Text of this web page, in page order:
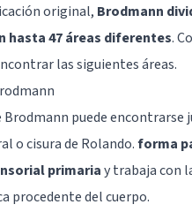
original, Brodmann
hasta 47 áreas diferentes.
las siguientes áreas.
Brodmann puede encontrarse
ocisura de Rolando.forma
primariay trabaja con
procedente del cuerpo.